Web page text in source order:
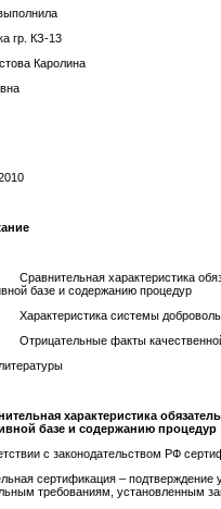
гр. КЗ-13
Каролина
характеристика
базе и содержанию процедур
системы добровольной
факты качественной и
характеристика
базе и содержанию процедур
с законодательством РФ
сертификация – подтверждение
требованиям, установленным